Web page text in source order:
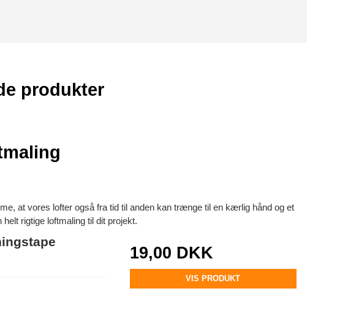
produkter
at vores lofter også fra tid til anden kan trænge til en kærlig hånd og et
rigtige loftmaling til dit projekt.
19,00 DKK
VIS PRODUKT